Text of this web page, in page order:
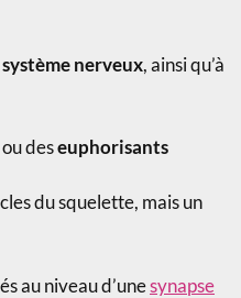
système nerveux, ainsi qu’à
ou deseuphorisants
du squelette, mais un
au niveau d’unesynapse